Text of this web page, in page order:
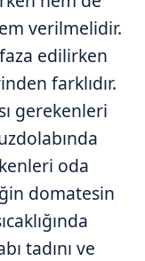
verilmelidir.
edilirken
farklıdır.
gerekenleri
oda
domatesin
tadını ve